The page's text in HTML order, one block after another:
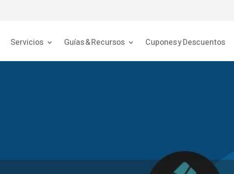
Servicios Guías & Recursos Cupones y Descuentos